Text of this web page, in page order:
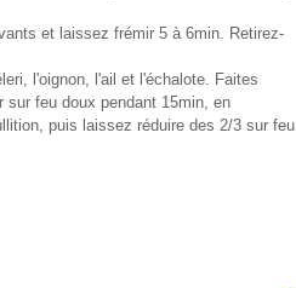
et laissez frémir 5 à 6min. Retirez-
l'oignon, l'ail et l'échalote. Faites
feu doux pendant 15min, en
puis laissez réduire des 2/3 sur feu